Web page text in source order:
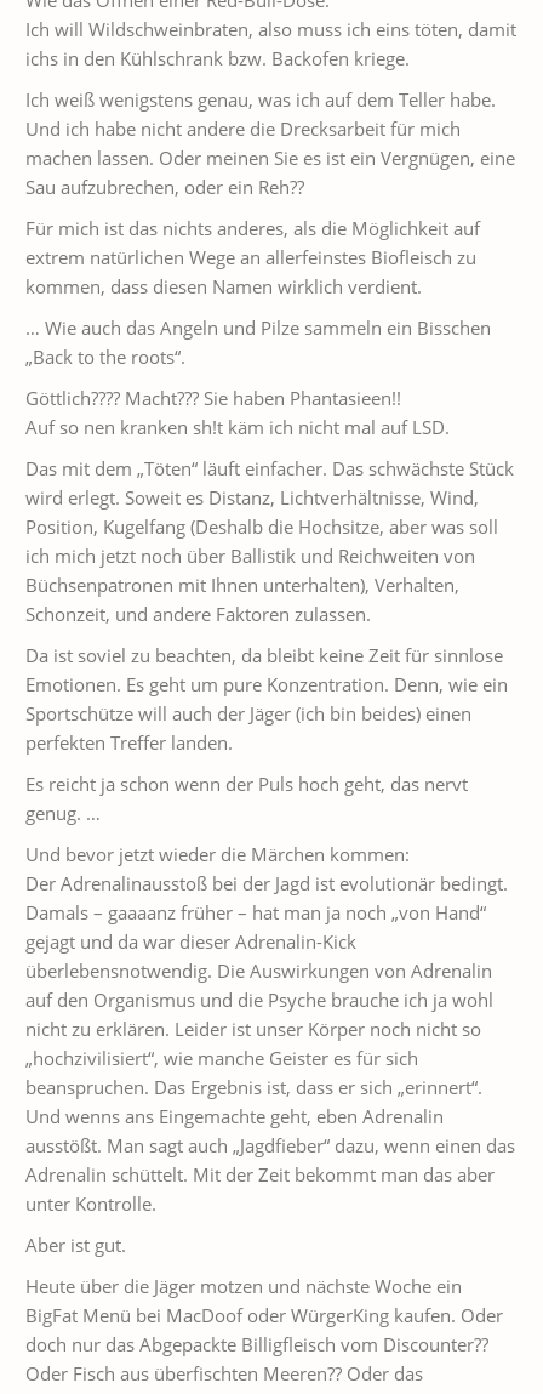
Ich will Wildschweinbraten, also muss ich eins töten, damit
ichs in den Kühlschrank bzw. Backofen kriege.
Ich weiß wenigstens genau, was ich auf dem Teller habe.
Und ich habe nicht andere die Drecksarbeit für mich
machen lassen. Oder meinen Sie es ist ein Vergnügen, eine
Sau aufzubrechen, oder ein Reh??
Für mich ist das nichts anderes, als die Möglichkeit auf
extrem natürlichen Wege an allerfeinstes Biofleisch zu
kommen, dass diesen Namen wirklich verdient.
… Wie auch das Angeln und Pilze sammeln ein Bisschen
„Back to the roots“.
Göttlich???? Macht??? Sie haben Phantasieen!!
Auf so nen kranken sh!t käm ich nicht mal auf LSD.
Das mit dem „Töten“ läuft einfacher. Das schwächste Stück
wird erlegt. Soweit es Distanz, Lichtverhältnisse, Wind,
Position, Kugelfang (Deshalb die Hochsitze, aber was soll
ich mich jetzt noch über Ballistik und Reichweiten von
Büchsenpatronen mit Ihnen unterhalten), Verhalten,
Schonzeit, und andere Faktoren zulassen.
Da ist soviel zu beachten, da bleibt keine Zeit für sinnlose
Emotionen. Es geht um pure Konzentration. Denn, wie ein
Sportschütze will auch der Jäger (ich bin beides) einen
perfekten Treffer landen.
Es reicht ja schon wenn der Puls hoch geht, das nervt
genug. …
Und bevor jetzt wieder die Märchen kommen:
Der Adrenalinausstoß bei der Jagd ist evolutionär bedingt.
Damals – gaaaanz früher – hat man ja noch „von Hand“
gejagt und da war dieser Adrenalin-Kick
überlebensnotwendig. Die Auswirkungen von Adrenalin
auf den Organismus und die Psyche brauche ich ja wohl
nicht zu erklären. Leider ist unser Körper noch nicht so
„hochzivilisiert“, wie manche Geister es für sich
beanspruchen. Das Ergebnis ist, dass er sich „erinnert“.
Und wenns ans Eingemachte geht, eben Adrenalin
ausstößt. Man sagt auch „Jagdfieber“ dazu, wenn einen das
Adrenalin schüttelt. Mit der Zeit bekommt man das aber
unter Kontrolle.
Aber ist gut.
Heute über die Jäger motzen und nächste Woche ein
BigFat Menü bei MacDoof oder WürgerKing kaufen. Oder
doch nur das Abgepackte Billigfleisch vom Discounter??
Oder Fisch aus überfischten Meeren?? Oder das